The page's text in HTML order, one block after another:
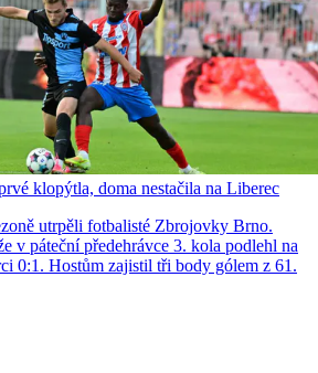
klopýtla, doma nestačila na Liberec
utrpěli fotbalisté Zbrojovky Brno.
v páteční předehrávce 3. kola podlehl na
0:1. Hostům zajistil tři body gólem z 61.